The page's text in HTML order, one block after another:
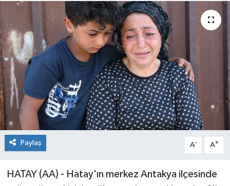
Paylaş A- A+
HATAY (AA) - Hatay'ın merkez Antakya ilçesinde